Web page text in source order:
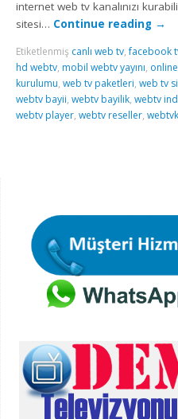
internet web tv kanalınızı
sitesi… Continue reading →
Etiketlenmiş canlı web tv,facebook
hd webtv, mobil webtv yayını,
kurulumu,web tv paketleri,web tv
webtv bayii,webtv bayilik,webtv
webtv player,webtv reseller,